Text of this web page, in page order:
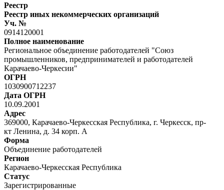
Реестр
Реестр иных некоммерческих организаций
Уч. №
0914120001
Полное наименование
Региональное объединение работодателей "Союз
промышленников, предпринимателей и работодателей
Карачаево-Черкесии"
ОГРН
1030900712237
Дата ОГРН
10.09.2001
Адрес
369000, Карачаево-Черкесская Республика, г. Черкесск, пр-
кт Ленина, д. 34 корп. А
Форма
Объединение работодателей
Регион
Карачаево-Черкесская Республика
Статус
Зарегистрированные